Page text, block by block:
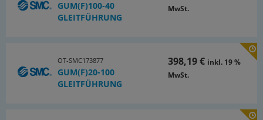
GUM(F)100-40
GLEITFÜHRUNG
MwSt.
OT-SMC173877
GUM(F)20-100
GLEITFÜHRUNG
398,19 € inkl. 19 %
MwSt.